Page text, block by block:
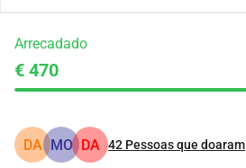
Arrecadado
€ 470
DA MO DA 42 Pessoas que doaram